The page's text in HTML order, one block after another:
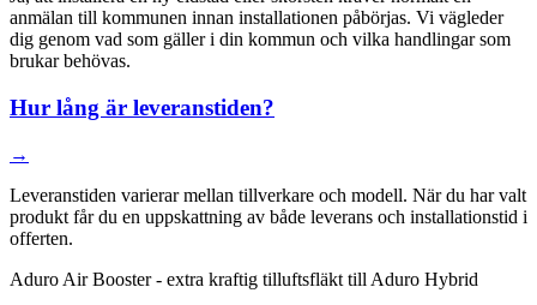
anmälan till kommunen innan installationen påbörjas. Vi vägleder
dig genom vad som gäller i din kommun och vilka handlingar som
brukar behövas.
Hur lång är leveranstiden?
→
Leveranstiden varierar mellan tillverkare och modell. När du har valt
produkt får du en uppskattning av både leverans och installationstid i
offerten.
Aduro Air Booster - extra kraftig tilluftsfläkt till Aduro Hybrid